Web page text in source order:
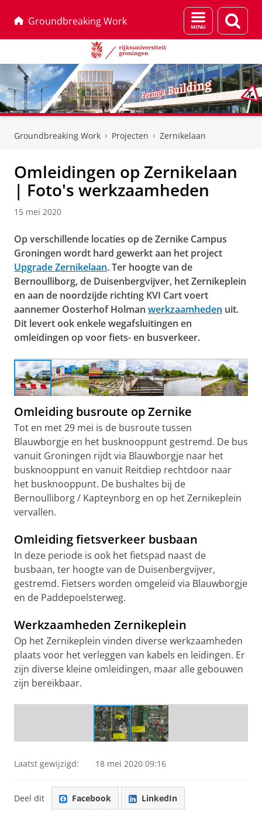
Groundbreaking Work
Menu
en
Groundbreaking Work Projecten Zernikelaan
Omleidingen op Zernikelaan
| Foto's werkzaamheden
15 mei 2020
Op verschillende locaties op de Zernike Campus
Groningen wordt hard gewerkt aan het project
Upgrade Zernikelaan. Ter hoogte van de
Bernoulliborg, de Duisenbergvijver, het Zernikeplein
en aan de noordzijde richting KVI Cart voert
aannemer Oosterhof Holman werkzaamheden uit.
Dit levert ook enkele wegafsluitingen en
omleidingen op voor fiets- en busverkeer.
Upgrade Zernikelaan | Kruising Blauwborgje &
Omleiding busroute op Zernike
Tot en met 29 mei is de busroute tussen
Blauwborgje en het busknooppunt gestremd. De bus
vanuit Groningen rijdt via Blauwborgje naar het
busknooppunt en vanuit Reitdiep rechtdoor naar
het busknooppunt. De bushaltes bij de
Bernoulliborg / Kapteynborg en op het Zernikeplein
vervallen.
Omleiding fietsverkeer busbaan
In deze periode is ook het fietspad naast de
busbaan, ter hoogte van de Duisenbergvijver,
gestremd. Fietsers worden omgeleid via Blauwborgje
en de Paddepoelsterweg.
Werkzaamheden Zernikeplein
Op het Zernikeplein vinden diverse werkzaamheden
plaats voor het verleggen van kabels en leidingen. Er
zijn diverse kleine omleidingen, maar alle gebouwen
zijn bereikbaar.
Laatst gewijzigd: 18 mei 2020 09:16
Deel dit Facebook LinkedIn